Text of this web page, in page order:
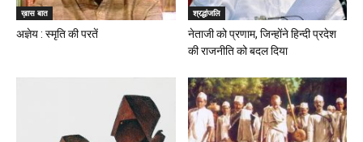
ख़ास बात
अज्ञेय : स्मृति की परतें
श्रद्धांजलि
नेताजी को प्रणाम, जिन्होंने हिन्दी प्रदेश
की राजनीति को बदल दिया